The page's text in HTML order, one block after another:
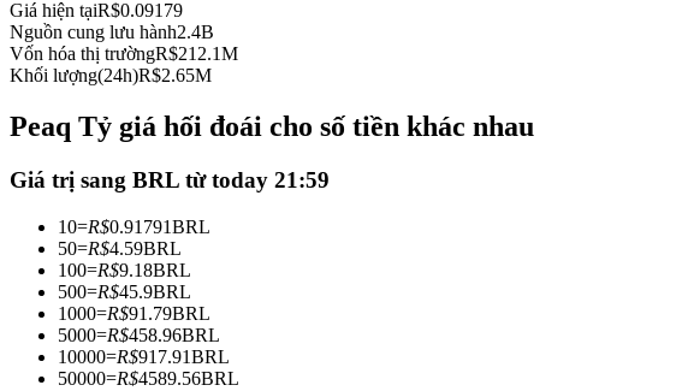
Futures sử dụng USDC làm tài sản thế chấp
Sao chép Giao dịch
Giá hiện tạiR$0.09179
Nguồn cung lưu hành2.4B
Vốn hóa thị trườngR$212.1M
Khối lượng(24h)R$2.65M
Peaq Tỷ giá hối đoái cho số tiền khác nhau
Giá trị sang BRL từ today 21:59
10=R$0.91791BRL
50=R$4.59BRL
100=R$9.18BRL
500=R$45.9BRL
1000=R$91.79BRL
5000=R$458.96BRL
10000=R$917.91BRL
50000=R$4589.56BRL